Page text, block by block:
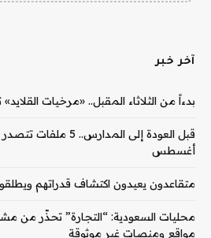
آخر خبر
بدءاً من الثلاثاء المقبل.. «مرخيات
أغسطس
متقاعدون يعيدون اكتشاف قدراتهم
محليات السعودية: “التجارة” تحذّر من
مواقع ومنصات غير موثوقة